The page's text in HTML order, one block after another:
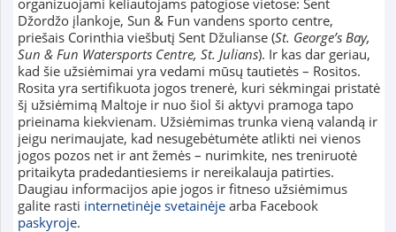
Džordžo įlankoje, Sun & Fun vandens sporto centre,
priešais Corinthia viešbutį Sent Džulianse (St. George’s Bay,
Sun & Fun Watersports Centre, St. Julians). Ir kas dar geriau,
kad šie užsiėmimai yra vedami mūsų tautietės – Rositos.
Rosita yra sertifikuota jogos trenerė, kuri sėkmingai pristatė
šį užsiėmimą Maltoje ir nuo šiol ši aktyvi pramoga tapo
prieinama kiekvienam. Užsiėmimas trunka vieną valandą ir
jeigu nerimaujate, kad nesugebėtumėte atlikti nei vienos
jogos pozos net ir ant žemės – nurimkite, nes treniruotė
pritaikyta pradedantiesiems ir nereikalauja patirties.
Daugiau informacijos apie jogos ir fitneso užsiėmimus
galite rasti internetinėje svetainėjearba Facebook
paskyroje.